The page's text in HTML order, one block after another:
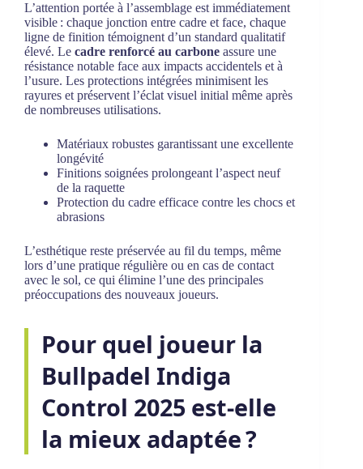
L’attention portée à l’assemblage est immédiatement
visible : chaque jonction entre cadre et face, chaque
ligne de finition témoignent d’un standard qualitatif
élevé. Le cadre renforcé au carbone assure une
résistance notable face aux impacts accidentels et à
l’usure. Les protections intégrées minimisent les
rayures et préservent l’éclat visuel initial même après
de nombreuses utilisations.
Matériaux robustes garantissant une excellente
longévité
Finitions soignées prolongeant l’aspect neuf
de la raquette
Protection du cadre efficace contre les chocs et
abrasions
L’esthétique reste préservée au fil du temps, même
lors d’une pratique régulière ou en cas de contact
avec le sol, ce qui élimine l’une des principales
préoccupations des nouveaux joueurs.
Pour quel joueur la
Bullpadel Indiga
Control 2025 est-elle
la mieux adaptée ?